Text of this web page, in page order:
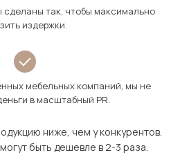
сделаны так, чтобы максимально
издержки.
мебельных компаний, мы не
в масштабный PR.
ниже, чем у конкурентов.
быть дешевле в 2-3 раза.